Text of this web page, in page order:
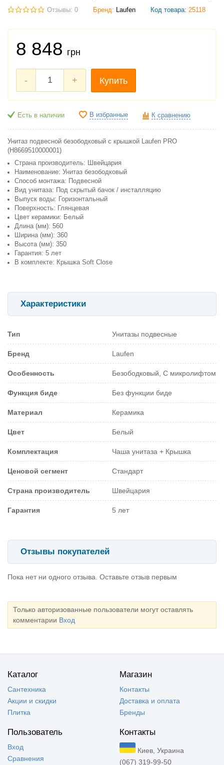
Отзывы: 0 Бренд: Laufen Код товара: 25118
8 848 грн
- + Купить
Есть в наличии В избранные К сравнению
Унитаз подвесной безободковый с крышкой Laufen PRO
(H8669510000001)
Страна производитель: Швейцария
Наименование: Унитаз безободковый
Способ монтажа: Подвесной
Вид унитаза: Под скрытый бачок / инсталляцию
Выпуск воды: Горизонтальный
Поверхность: Глянцевая
Цвет керамики: Белый
Длина (мм): 560
Ширина (мм): 360
Высота (мм): 350
Гарантия: 5 лет
В комплекте: Крышка Soft Close
Характеристики
Тип Унитазы подвесные
Бренд Laufen
Особенность Безободковый, С микролифтом
Функция биде Без функции биде
Материал Керамика
Цвет Белый
Комплектация Чаша унитаза + Крышка
Ценовой сегмент Стандарт
Страна производитель Швейцария
Гарантия 5 лет
Отзывы покупателей
Пока нет ни одного отзыва. Оставьте отзыв первым
Только авторизованные пользователи могут оставлять
комментарии Вход
Каталог
Сантехника
Акции и скидки
Плитка
Магазин
Контакты
Доставка и оплата
Бренды
Пользователь
Вход
Сравнения
Контакты
Киев, Украина
(067) 319-99-50